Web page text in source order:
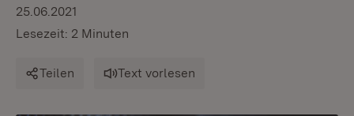
25.06.2021
Lesezeit: 2 Minuten
Teilen Text vorlesen